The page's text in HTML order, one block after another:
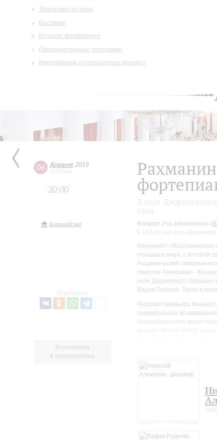
Творческие встречи
Выставки
Издания филармонии
Образовательные программы
Инклюзивные и специальные проекты
06 Апреля 2019
суббота
20:00
Большой зал
Поделиться:
Изменения
в мероприятии
Концерт 2-го абонемента «
К 180-летию зала
Абонемент «Воспоминания
площадок мира, с которой
Академический
Николая Алексеева –
зале Дворянского
Вадим Руденко. Также в
Мировая премьера
триумфальное возвращение
сильнейших в его жизни
рекомендация обратиться
года и уже к апрелю
Соревновательная